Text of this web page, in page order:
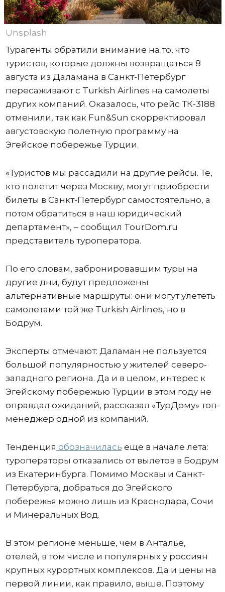
Unsplash
Турагенты обратили внимание на то, что
туристов, которые должны возвращаться 8
августа из Даламана в Санкт-Петербург
пересаживают с Turkish Airlines на самолеты
других компаний. Оказалось, что рейс ТК-3188
отменили, так как Fun&Sun скорректировал
августовскую полетную программу на
Эгейское побережье Турции.
«Туристов мы рассадили на другие рейсы. Те,
кто полетит через Москву, могут приобрести
билеты в Санкт-Петербург самостоятельно, а
потом обратиться в наш юридический
департамент», – сообщил TourDom.ru
представитель туроператора.
По его словам, забронировавшим туры на
другие дни, будут предложены
альтернативные маршруты: они могут улететь
самолетами той же Turkish Airlines, но в
Бодрум.
Эксперты отмечают: Даламан не пользуется
большой популярностью у жителей северо-
западного региона. Да и в целом, интерес к
Эгейскому побережью Турции в этом году не
оправдал ожиданий, рассказал «ТурДому» топ-
менеджер одной из компаний.
Тенденция обозначилась еще в начале лета:
туроператоры отказались от вылетов в Бодрум
из Екатеринбурга. Помимо Москвы и Санкт-
Петербурга, добраться до Эгейского
побережья можно лишь из Краснодара, Сочи
и Минеральных Вод.
В этом регионе меньше, чем в Анталье,
отелей, в том числе и популярных у россиян
крупных курортных комплексов. Да и цены на
первой линии, как правило, выше. Поэтому